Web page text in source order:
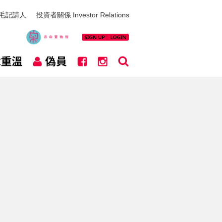
記請人 投資者關係 Investor Relations